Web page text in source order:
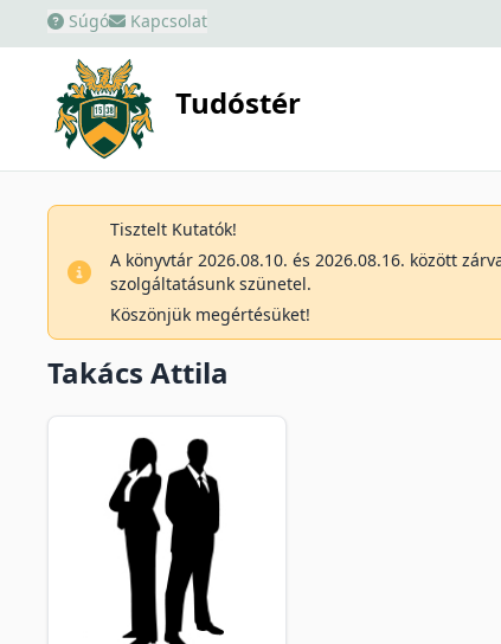
Súgó Kapcsolat
Tudóstér
Tisztelt Kutatók!
A könyvtár 2026.08.10. és 2026.08.16. között
szolgáltatásunk szünetel.
Köszönjük megértésüket!
Takács Attila